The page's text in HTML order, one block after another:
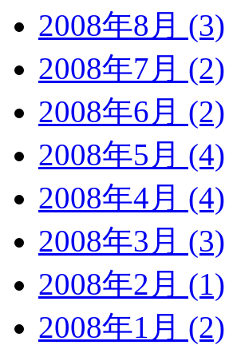
2008年8月 (3)
2008年7月 (2)
2008年6月 (2)
2008年5月 (4)
2008年4月 (4)
2008年3月 (3)
2008年2月 (1)
2008年1月 (2)